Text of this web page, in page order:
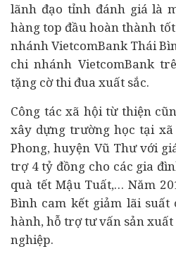
lãnh đạo tỉnh đánh giá là
hàng top đầu hoàn thành
nhánh VietcomBank Thái
chi nhánh VietcomBank
tặng cờ thi đua xuất sắc.
Công tác xã hội từ thiện
xây dựng trường học tại
Phong, huyện Vũ Thư với
trợ 4 tỷ đồng cho các gia
quà tết Mậu Tuất,… Năm
Bình cam kết giảm lãi suất
hành, hỗ trợ tư vấn sản
nghiệp.